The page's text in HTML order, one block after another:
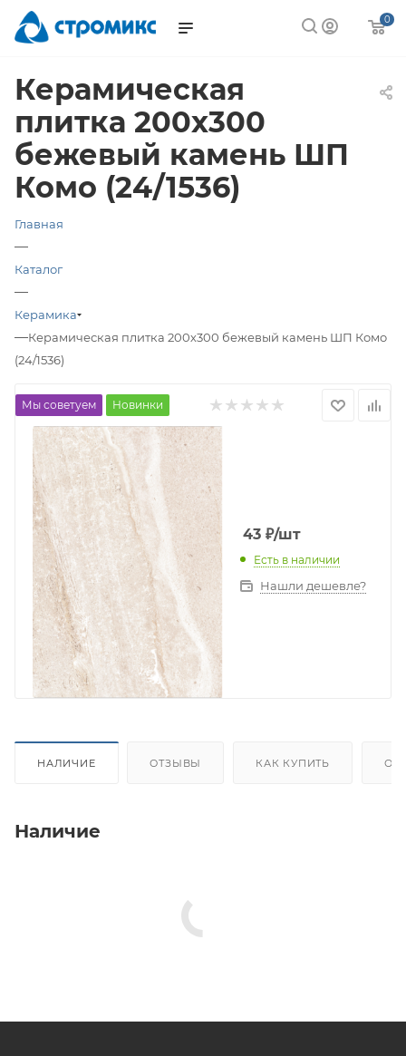
0
Керамическая
плитка 200х300
бежевый камень ШП
Комо (24/1536)
Главная
—
Каталог
—
Керамика
—Керамическая плитка 200х300 бежевый камень ШП Комо
(24/1536)
Мы советуем Новинки
43 ₽/шт
Есть в наличии
Нашли дешевле?
НАЛИЧИЕ ОТЗЫВЫ КАК КУПИТЬ
Наличие